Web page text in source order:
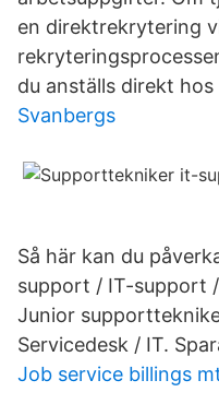
en direktrekrytering
du anställs direkt hos
Svanbergs
Så här kan du
support / IT-support
Junior
Servicedesk / IT.
Job service billings